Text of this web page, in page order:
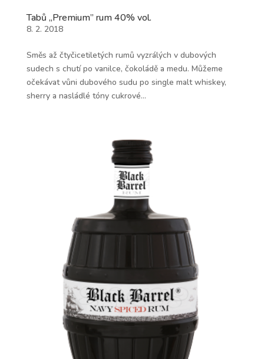
Tabů „Premium” rum 40% vol.
8. 2. 2018
Směs až čtyčicetiletých rumů vyzrálých v dubových
sudech s chutí po vanilce, čokoládě a medu. Můžeme
očekávat vůni dubového sudu po single malt whiskey,
sherry a nasládlé tóny cukrové...